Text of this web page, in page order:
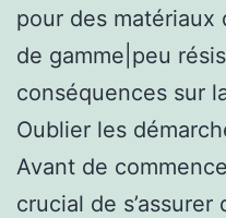
pour des
de gamme|peu
conséquences sur
Oublier les
Avant de
crucial de